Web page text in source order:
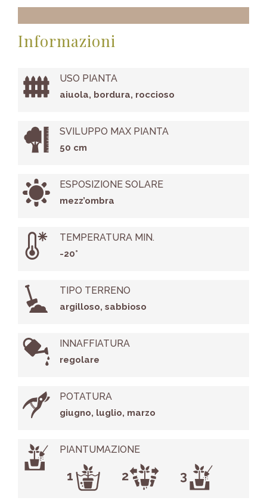
Informazioni
USO PIANTA
aiuola, bordura, roccioso
SVILUPPO MAX PIANTA
50 cm
ESPOSIZIONE SOLARE
mezz’ombra
TEMPERATURA MIN.
-20°
TIPO TERRENO
argilloso, sabbioso
INNAFFIATURA
regolare
POTATURA
giugno, luglio, marzo
PIANTUMAZIONE